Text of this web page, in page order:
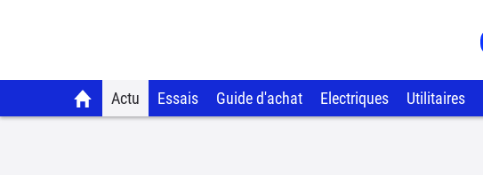
Actu Essais Guide d'achat Electriques Utilitaires